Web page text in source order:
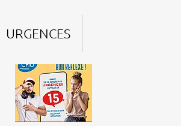
URGENCES